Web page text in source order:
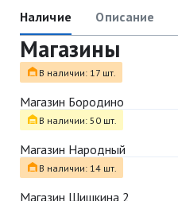
Наличие Описание
Магазины
В наличии: 17 шт.
Магазин Бородино
В наличии: 50 шт.
Магазин Народный
В наличии: 14 шт.
Магазин Шишкина 2